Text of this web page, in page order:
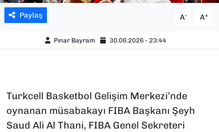
Paylaş A- A+
Pınar Bayram 30.06.2026 - 23:44
Turkcell Basketbol Gelişim Merkezi’nde
oynanan müsabakayı FIBA Başkanı Şeyh
Saud Ali Al Thani, FIBA Genel Sekreteri